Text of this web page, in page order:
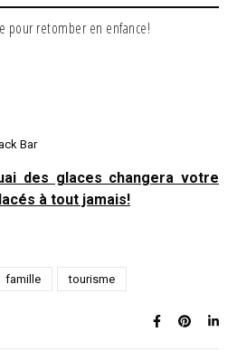
pour retomber en enfance!
Bar
des glaces changera votre
à tout jamais!
famille tourisme